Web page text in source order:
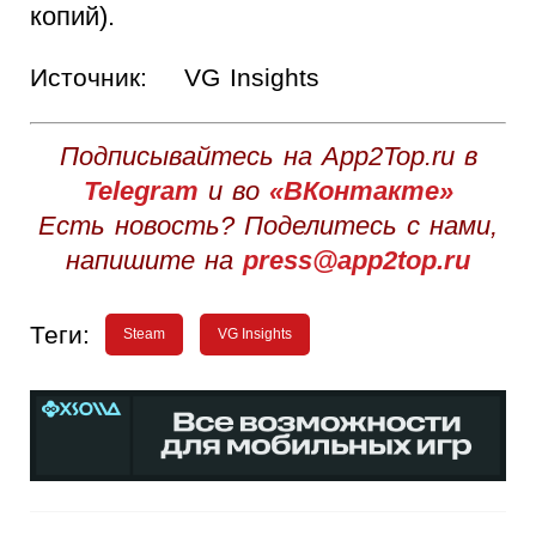
копий).
Источник: VG Insights
Подписывайтесь на App2Top.ru в
Telegram и во «ВКонтакте»
Есть новость? Поделитесь с нами,
напишите на press@app2top.ru
Теги: Steam VG Insights